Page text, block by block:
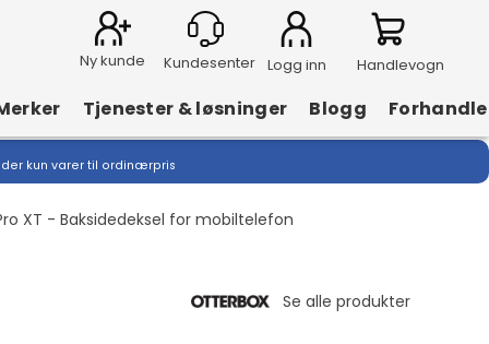
Ny kunde Logg inn Handlevogn
Tjenester & løsninger Blogg
kun varer til ordinærpris
XT - Baksidedeksel for mobiltelefon